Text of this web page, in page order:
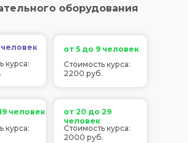
оборудования
человек
курса:
от 5 до 9 человек
человек
от 20 до 29
человек
Стоимость курса:
2200 руб.
курса:
Стоимость курса:
2000 руб.